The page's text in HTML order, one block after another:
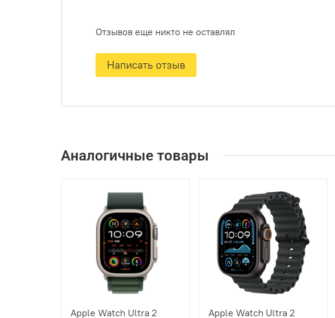
Отзывов еще никто не оставлял
Написать отзыв
Аналогичные товары
Apple Watch Ultra 2
Apple Watch Ultra 2